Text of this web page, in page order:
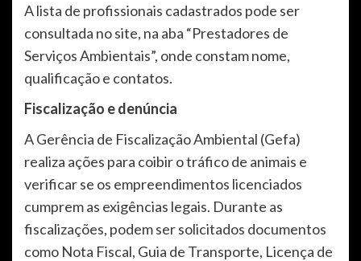
A lista de profissionais cadastrados pode ser
consultada no site, na aba “Prestadores de
Serviços Ambientais”, onde constam nome,
qualificação e contatos.
Fiscalização e denúncia
A Gerência de Fiscalização Ambiental (Gefa)
realiza ações para coibir o tráfico de animais e
verificar se os empreendimentos licenciados
cumprem as exigências legais. Durante as
fiscalizações, podem ser solicitados documentos
como Nota Fiscal, Guia de Transporte, Licença de